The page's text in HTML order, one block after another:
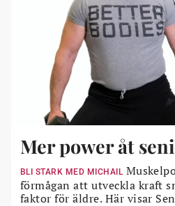
Mer power åt
BLI STARK MED MICHAIL
förmågan att utveckla kraft
faktor för äldre. Här visar